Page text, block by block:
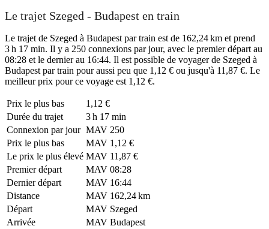
Le trajet Szeged - Budapest en train
Le trajet de Szeged à Budapest par train est de 162,24 km et prend
3 h 17 min. Il y a 250 connexions par jour, avec le premier départ au
08:28 et le dernier au 16:44. Il est possible de voyager de Szeged à
Budapest par train pour aussi peu que 1,12 € ou jusqu'à 11,87 €. Le
meilleur prix pour ce voyage est 1,12 €.
Prix ​​le plus bas
1,12 €
Durée du trajet
3 h 17 min
Connexion par jour MAV 250
Prix ​​le plus bas
MAV 1,12 €
Le prix le plus élevé MAV 11,87 €
Premier départ
MAV 08:28
Dernier départ
MAV 16:44
Distance
MAV 162,24 km
Départ
MAV Szeged
Arrivée
MAV Budapest